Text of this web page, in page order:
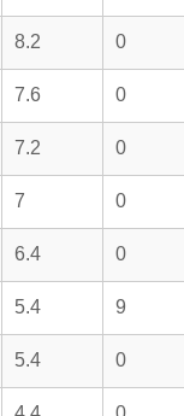
8.2 0
7.6 0
7.2 0
7 0
6.4 0
5.4 9
5.4 0